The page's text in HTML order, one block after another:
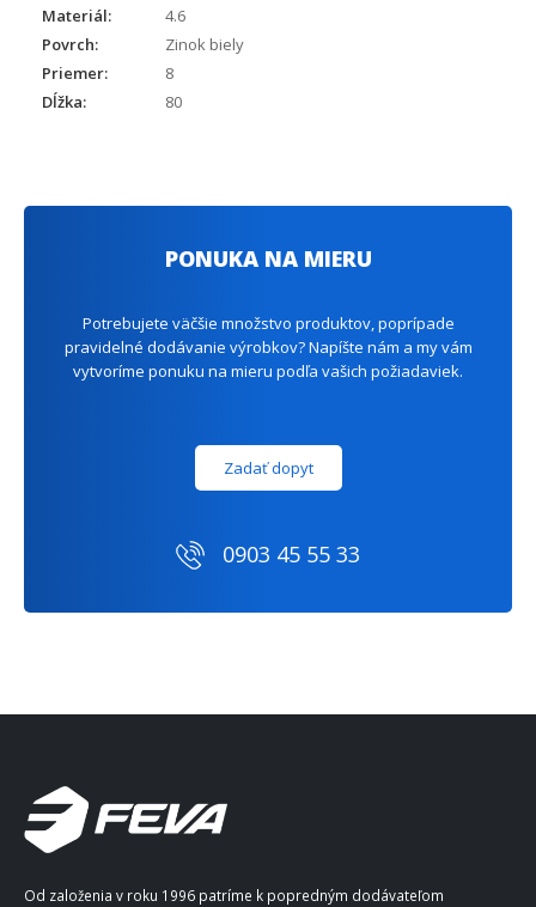
Materiál:
4.6
Povrch:
Zinok biely
Priemer:
8
Dĺžka:
80
PONUKA NA MIERU
Potrebujete väčšie množstvo produktov, poprípade
pravidelné dodávanie výrobkov? Napíšte nám a my vám
vytvoríme ponuku na mieru podľa vašich požiadaviek.
Zadať dopyt
0903 45 55 33
Od založenia v roku 1996 patríme k popredným dodávateľom